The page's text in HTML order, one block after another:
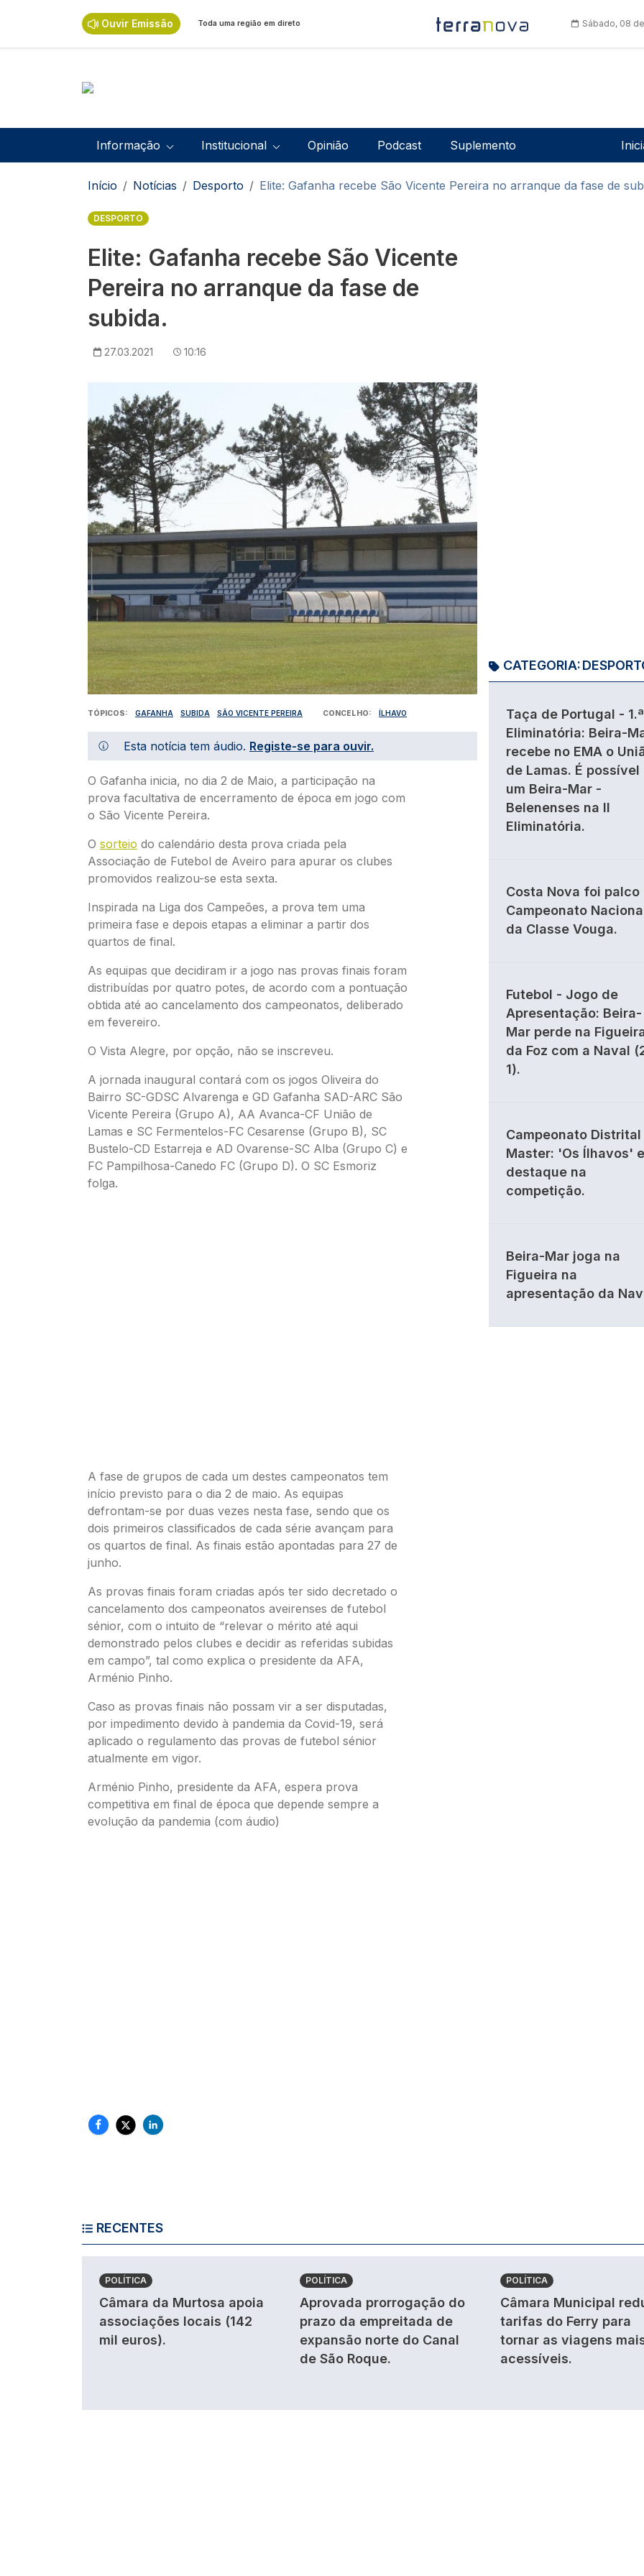
Ouvir Emissão Toda uma região em direto Sábado, 08
Navegação principal
Informação Institucional Opinião Podcast Suplemento
Navegação estrutural
Início Notícias Desporto Elite: Gafanha recebe São Vicente Pereira no arranque da fase de
DESPORTO
Elite: Gafanha recebe São Vicente
Pereira no arranque da fase de
subida.
27.03.2021 10:16
TÓPICOS GAFANHA SUBIDA SÃO VICENTE PEREIRA CONCELHO ÍLHAVO
Esta notícia tem áudio. Registe-se para ouvir.
O Gafanha inicia, no dia 2 de Maio, a participação na
prova facultativa de encerramento de época em jogo com
o São Vicente Pereira.
O sorteio do calendário desta prova criada pela
Associação de Futebol de Aveiro para apurar os clubes
promovidos realizou-se esta sexta.
Inspirada na Liga dos Campeões, a prova tem uma
primeira fase e depois etapas a eliminar a partir dos
quartos de final.
As equipas que decidiram ir a jogo nas provas finais foram
distribuídas por quatro potes, de acordo com a pontuação
obtida até ao cancelamento dos campeonatos, deliberado
em fevereiro.
O Vista Alegre, por opção, não se inscreveu.
A jornada inaugural contará com os jogos Oliveira do
Bairro SC-GDSC Alvarenga e GD Gafanha SAD-ARC São
Vicente Pereira (Grupo A), AA Avanca-CF União de
Lamas e SC Fermentelos-FC Cesarense (Grupo B), SC
Bustelo-CD Estarreja e AD Ovarense-SC Alba (Grupo C) e
FC Pampilhosa-Canedo FC (Grupo D). O SC Esmoriz
folga.
A fase de grupos de cada um destes campeonatos tem
início previsto para o dia 2 de maio. As equipas
defrontam-se por duas vezes nesta fase, sendo que os
dois primeiros classificados de cada série avançam para
os quartos de final. As finais estão apontadas para 27 de
junho.
As provas finais foram criadas após ter sido decretado o
cancelamento dos campeonatos aveirenses de futebol
sénior, com o intuito de “relevar o mérito até aqui
demonstrado pelos clubes e decidir as referidas subidas
em campo”, tal como explica o presidente da AFA,
Arménio Pinho.
Caso as provas finais não possam vir a ser disputadas,
por impedimento devido à pandemia da Covid-19, será
aplicado o regulamento das provas de futebol sénior
atualmente em vigor.
Arménio Pinho, presidente da AFA, espera prova
competitiva em final de época que depende sempre a
evolução da pandemia (com áudio)
CATEGORIA:
Taça de Portugal - 1.ª
Eliminatória: Beira-
recebe no EMA o
de Lamas. É possível
um Beira-Mar -
Belenenses na II
Eliminatória.
Costa Nova foi palco
Campeonato
da Classe Vouga.
Futebol - Jogo de
Apresentação: Beira-
Mar perde na
da Foz com a Naval
1).
Campeonato
Master: 'Os Ílhavos'
destaque na
competição.
Beira-Mar joga na
Figueira na
apresentação da
RECENTES
POLÍTICA
Câmara da Murtosa apoia
associações locais (142
mil euros).
POLÍTICA
Aprovada prorrogação do
prazo da empreitada de
expansão norte do Canal
de São Roque.
POLÍTICA
Câmara Municipal
tarifas do Ferry para
tornar as viagens
acessíveis.